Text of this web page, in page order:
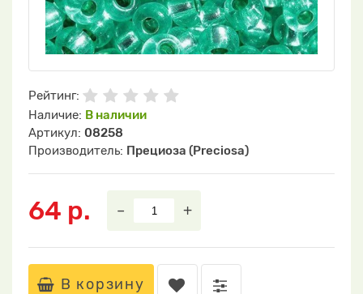
Рейтинг:
Наличие: В наличии
Артикул: 08258
Производитель: Прециоза (Preciosa)
64 р. – +
В корзину